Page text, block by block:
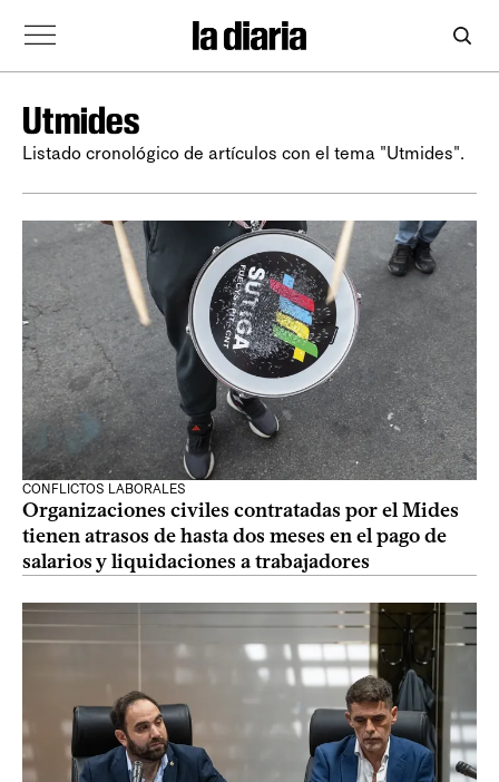
Utmides
Listado cronológico de artículos con el tema "Utmides".
CONFLICTOS LABORALES
Organizaciones civiles contratadas por el Mides
tienen atrasos de hasta dos meses en el pago de
salarios y liquidaciones a trabajadores